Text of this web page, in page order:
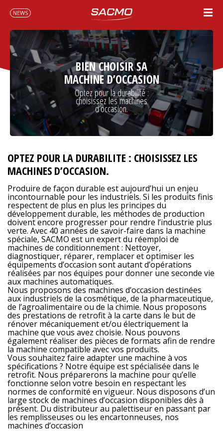
NEWS
BIEN CHOISIR SA
MACHINE D’OCCASION
Optez pour la durabilité :
choisissez les machines
d’occasion.
OPTEZ POUR LA DURABILITE : CHOISISSEZ LES
MACHINES D’OCCASION.
Produire de façon durable est aujourd’hui un enjeu
incontournable pour les industriels. Si les produits finis
respectent de plus en plus les principes du
développement durable, les méthodes de production
doivent encore progresser pour rendre l’industrie plus
verte. Avec 40 années de savoir-faire dans la machine
spéciale, SACMO est un expert du réemploi de
machines de conditionnement : Nettoyer,
diagnostiquer, réparer, remplacer et optimiser les
équipements d’occasion sont autant d’opérations
réalisées par nos équipes pour donner une seconde vie
aux machines automatiques.
Nous proposons des machines d’occasion destinées
aux industriels de la cosmétique, de la pharmaceutique,
de l’agroalimentaire ou de la chimie. Nous proposons
des prestations de retrofit à la carte dans le but de
rénover mécaniquement et/ou électriquement la
machine que vous avez choisie. Nous pouvons
également réaliser des pièces de formats afin de rendre
la machine compatible avec vos produits.
Vous souhaitez faire adapter une machine à vos
spécifications ? Notre équipe est spécialisée dans le
retrofit. Nous préparerons la machine pour qu’elle
fonctionne selon votre besoin en respectant les
normes de conformité en vigueur. Nous disposons d’un
large stock de machines d’occasion disponibles dès à
présent. Du distributeur au palettiseur en passant par
les remplisseuses ou les encartonneuses, nos
machines d’occasion